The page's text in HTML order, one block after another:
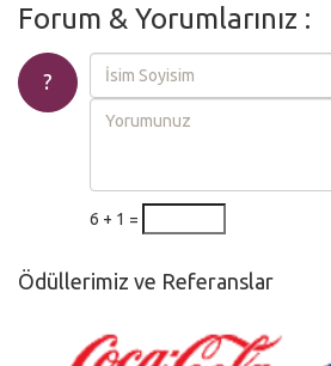
Forum & Yorumlarınız :
?
6 + 1 =
Ödüllerimiz ve Referanslar